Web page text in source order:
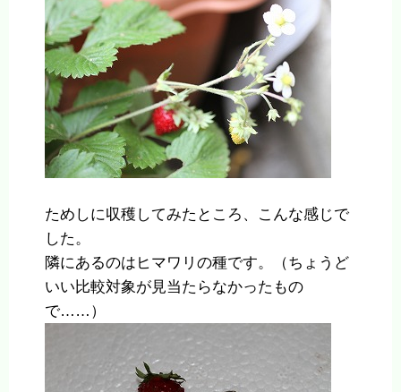
ためしに収穫してみたところ、こんな感じで
した。
隣にあるのはヒマワリの種です。（ちょうど
いい比較対象が見当たらなかったもの
で……）